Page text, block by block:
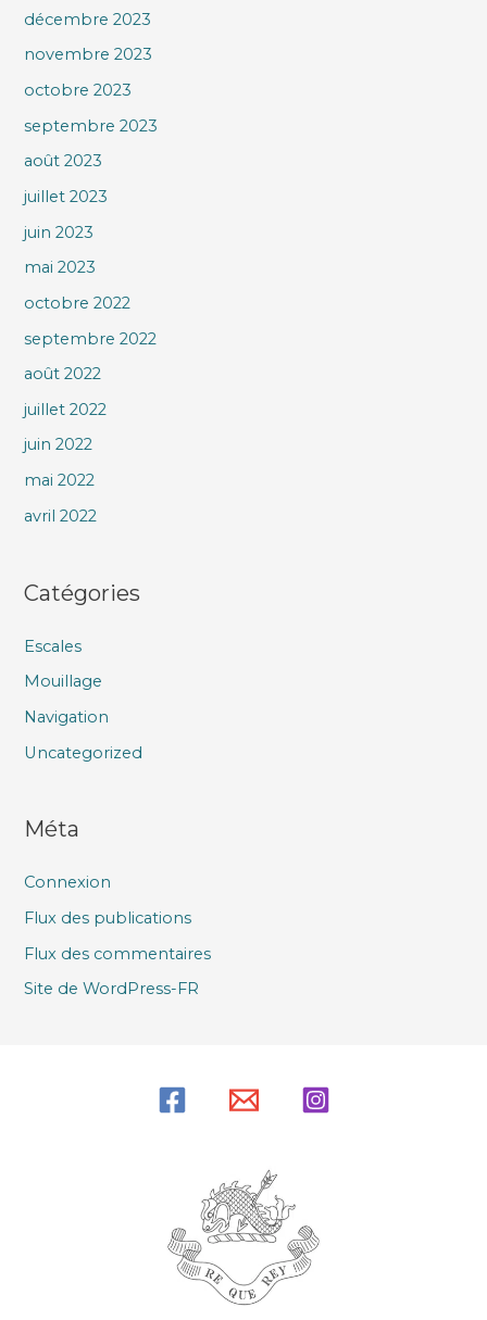
décembre 2023
novembre 2023
octobre 2023
septembre 2023
août 2023
juillet 2023
juin 2023
mai 2023
octobre 2022
septembre 2022
août 2022
juillet 2022
juin 2022
mai 2022
avril 2022
Catégories
Escales
Mouillage
Navigation
Uncategorized
Méta
Connexion
Flux des publications
Flux des commentaires
Site de WordPress-FR